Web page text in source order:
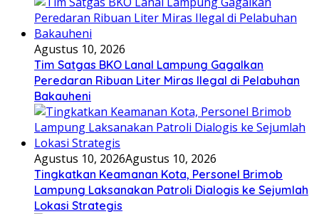
Agustus 10, 2026
Tim Satgas BKO Lanal Lampung Gagalkan
Peredaran Ribuan Liter Miras Ilegal di Pelabuhan
Bakauheni
Agustus 10, 2026Agustus 10, 2026
Tingkatkan Keamanan Kota, Personel Brimob
Lampung Laksanakan Patroli Dialogis ke Sejumlah
Lokasi Strategis